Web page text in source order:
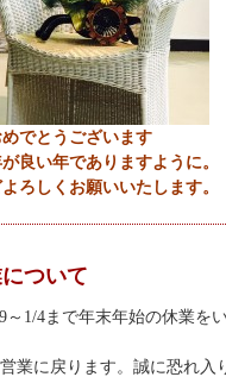
でとうございます
良い年でありますように。
ろしくお願いいたします。
ついて
～1/4まで年末年始の休業を
業に戻ります。誠に恐れ入